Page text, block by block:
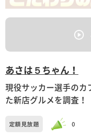
あさは５ちゃん！
現役サッカー選手のカ
た新店グルメを調査！
定額見放題 0